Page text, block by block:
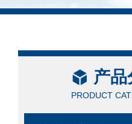
产品
PRODUCT